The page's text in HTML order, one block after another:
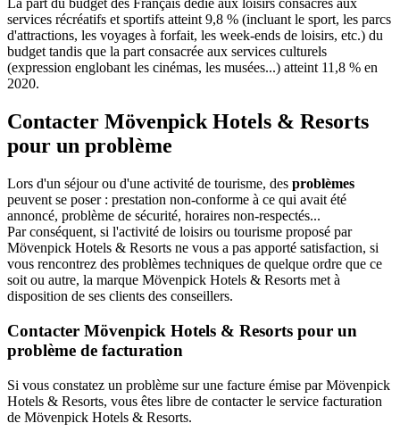
La part du budget des Français dédié aux loisirs consacrés aux
services récréatifs et sportifs atteint 9,8 % (incluant le sport, les parcs
d'attractions, les voyages à forfait, les week-ends de loisirs, etc.) du
budget tandis que la part consacrée aux services culturels
(expression englobant les cinémas, les musées...) atteint 11,8 % en
2020.
Contacter Mövenpick Hotels & Resorts
pour un problème
Lors d'un séjour ou d'une activité de tourisme, des problèmes
peuvent se poser : prestation non-conforme à ce qui avait été
annoncé, problème de sécurité, horaires non-respectés...
Par conséquent, si l'activité de loisirs ou tourisme proposé par
Mövenpick Hotels & Resorts ne vous a pas apporté satisfaction, si
vous rencontrez des problèmes techniques de quelque ordre que ce
soit ou autre, la marque Mövenpick Hotels & Resorts met à
disposition de ses clients des conseillers.
Contacter Mövenpick Hotels & Resorts pour un
problème de facturation
Si vous constatez un problème sur une facture émise par Mövenpick
Hotels & Resorts, vous êtes libre de contacter le service facturation
de Mövenpick Hotels & Resorts.